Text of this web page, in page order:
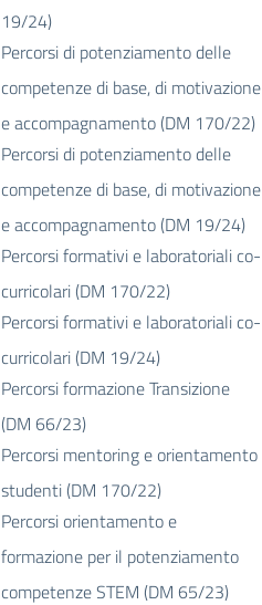
19/24)
Percorsi di potenziamento delle
competenze di base, di motivazione
e accompagnamento (DM 170/22)
Percorsi di potenziamento delle
competenze di base, di motivazione
e accompagnamento (DM 19/24)
Percorsi formativi e laboratoriali co-
curricolari (DM 170/22)
Percorsi formativi e laboratoriali co-
curricolari (DM 19/24)
Percorsi formazione Transizione
(DM 66/23)
Percorsi mentoring e orientamento
studenti (DM 170/22)
Percorsi orientamento e
formazione per il potenziamento
competenze STEM (DM 65/23)